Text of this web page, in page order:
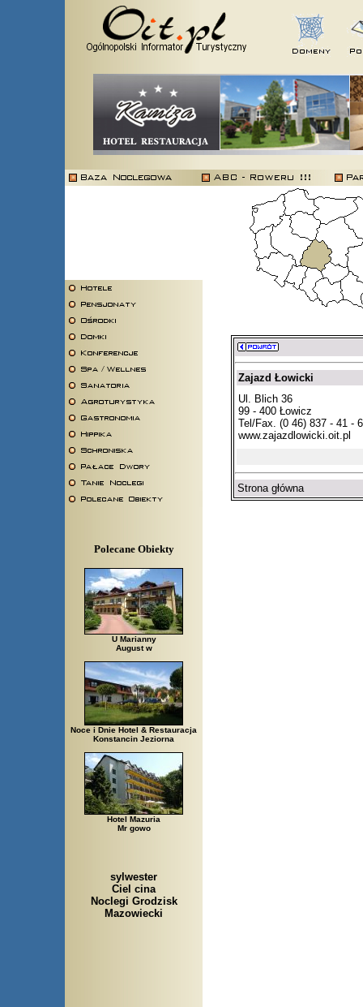
Polecane Obiekty
U Marianny
August w
Noce i Dnie Hotel & Restauracja
Konstancin Jeziorna
Hotel Mazuria
Mr gowo
sylwester
Ciel cina
Noclegi Grodzisk
Mazowiecki
Zajazd Łowicki
Ul. Blich 36
99 - 400 Łowicz
Tel/Fax. (0 46) 837 - 41 -
www.zajazdlowicki.oit.pl
Strona główna